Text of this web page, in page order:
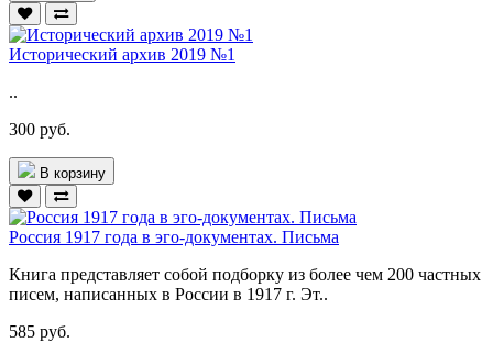
Исторический архив 2019 №1
..
300 руб.
В корзину
Россия 1917 года в эго-документах. Письма
Книга представляет собой подборку из более чем 200 частных
писем, написанных в России в 1917 г. Эт..
585 руб.